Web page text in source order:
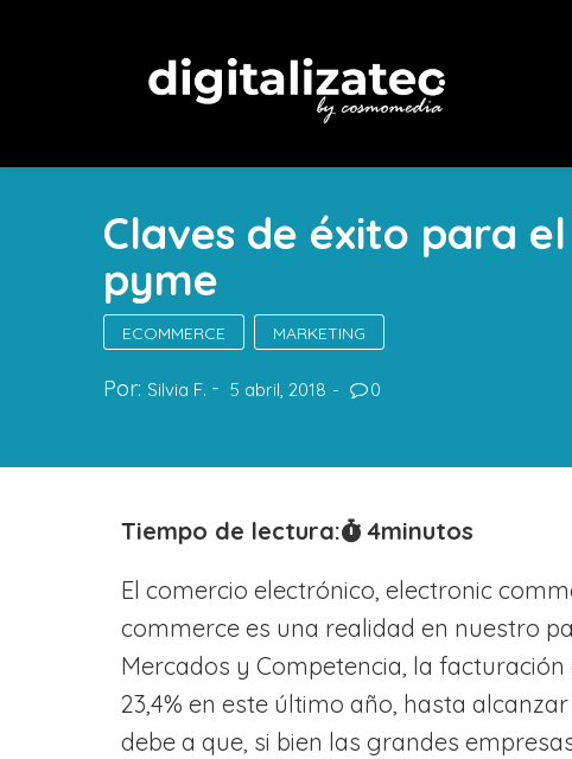
Claves de éxito para
pyme
ECOMMERCE MARKETING
Por: Silvia F. 5 abril, 2018 0
Tiempo de lectura: 4minutos
El comercio electrónico, electronic
commerce es una realidad en nuestro
Mercados y Competencia, la
23,4% en este último año, hasta
debe a que, si bien las grandes